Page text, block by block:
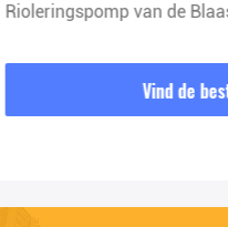
Rioleringspomp van de
Vind de